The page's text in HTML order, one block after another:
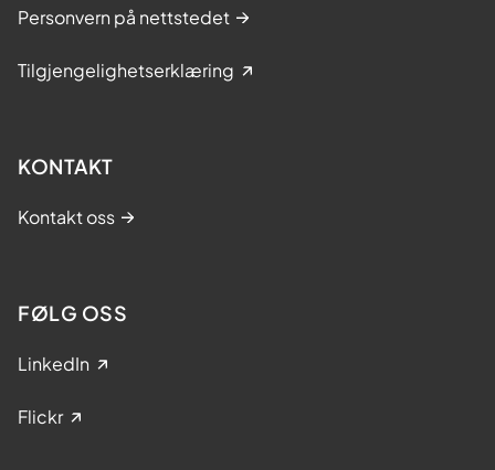
Personvern på nettstedet
Tilgjengelighetserklæring
KONTAKT
Kontakt oss
FØLG OSS
LinkedIn
Flickr